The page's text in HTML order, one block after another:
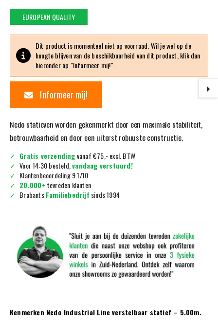
EUROPEAN QUALITY
Dit product is momenteel niet op voorraad. Wil je wel op de
hoogte blijven van de beschikbaarheid van dit product, klik dan
hieronder op "Informeer mij!".
Informeer mij!
Nedo statieven worden gekenmerkt door een maximale stabiliteit,
betrouwbaarheid en door een uiterst robuuste constructie.
Gratis verzendingvanaf €75,- excl. BTW
Voor 14:30 besteld,vandaag verstuurd!
Klantenbeoordeling 9.1/10
20.000+ tevreden klanten
BrabantsFamiliebedrijf sinds 1994
Kenmerken Nedo Industrial Line verstelbaar statief – 5.00m.